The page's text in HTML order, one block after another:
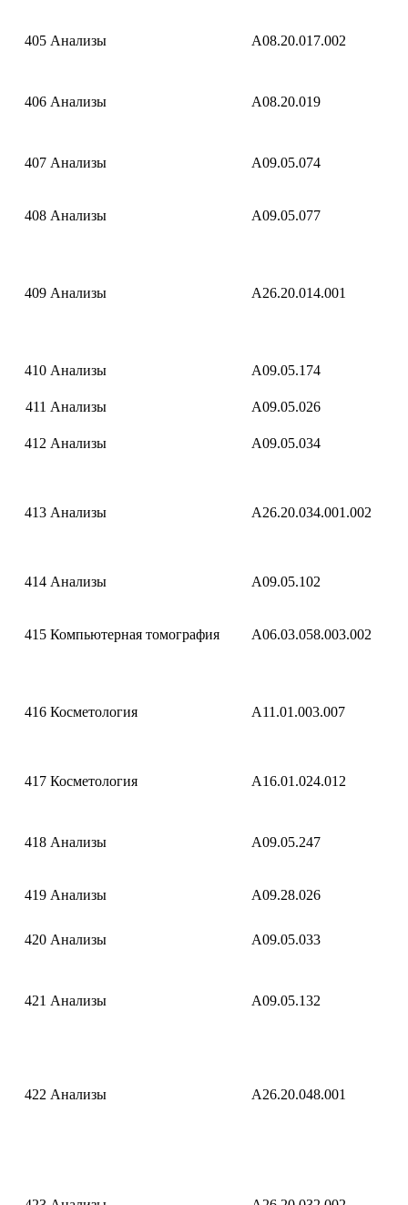
405 Анализы A08.20.017.002
406 Анализы A08.20.019
407 Анализы A09.05.074
408 Анализы A09.05.077
409 Анализы A26.20.014.001
410 Анализы A09.05.174
411 Анализы A09.05.026
412 Анализы A09.05.034
413 Анализы A26.20.034.001.002
414 Анализы A09.05.102
415 Компьютерная томография A06.03.058.003.002
416 Косметология A11.01.003.007
417 Косметология A16.01.024.012
418 Анализы A09.05.247
419 Анализы A09.28.026
420 Анализы A09.05.033
421 Анализы A09.05.132
422 Анализы A26.20.048.001